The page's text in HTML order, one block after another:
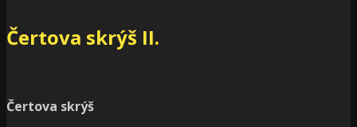
Čertova skrýš II.
Čertova skrýš